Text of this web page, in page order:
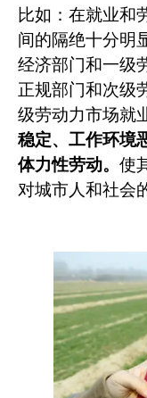
比如：在就业和
间的隔绝十分明
经济部门和一级
正规部门和次级
级劳动力市场就
稳定、工作环境
体力性劳动。 使
对城市人和社会